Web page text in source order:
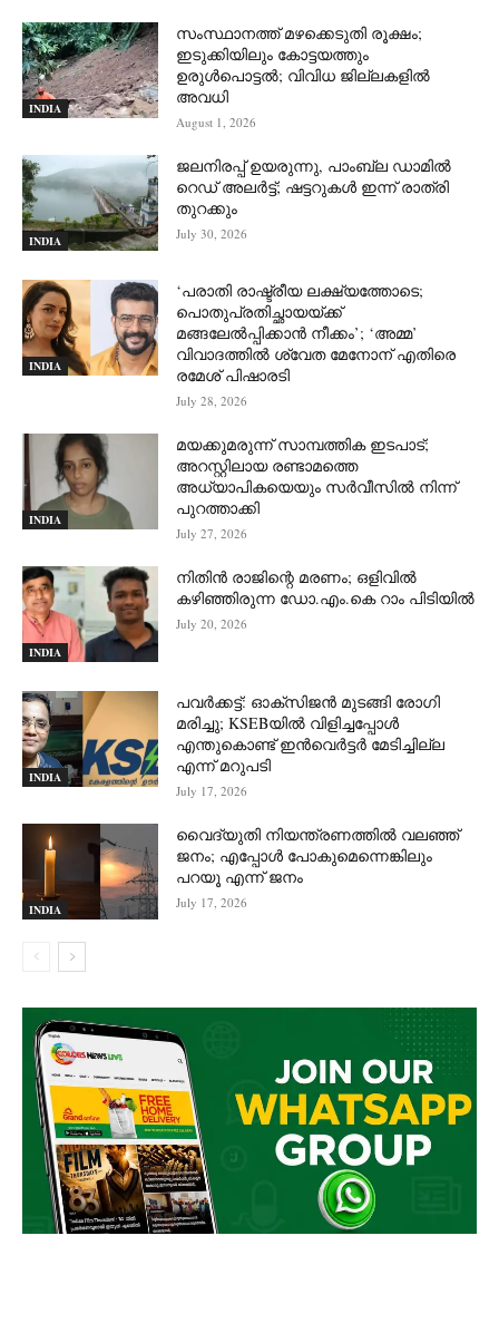
INDIA
സംസ്ഥാനത്ത് മഴക്കെടുതി രൂക്ഷം;
ഇടുക്കിയിലും കോട്ടയത്തും
ഉരുള്‍പൊട്ടല്‍; വിവിധ ജില്ലകളില്‍
അവധി
August 1, 2026
INDIA
ജലനിരപ്പ് ഉയരുന്നു, പാംബ്ല ഡാമിൽ
റെഡ് അലർട്ട്; ഷട്ടറുകൾ ഇന്ന് രാത്രി
തുറക്കും
July 30, 2026
INDIA
‘പരാതി രാഷ്ട്രീയ ലക്ഷ്യത്തോടെ;
പൊതുപ്രതിച്ഛായയ്ക്ക്
മങ്ങലേല്‍പ്പിക്കാന്‍ നീക്കം’; ‘അമ്മ’
വിവാദത്തില്‍ ശ്വേത മേനോന് എതിരെ
രമേശ് പിഷാരടി
July 28, 2026
INDIA
മയക്കുമരുന്ന് സാമ്പത്തിക ഇടപാട്;
അറസ്റ്റിലായ രണ്ടാമത്തെ
അധ്യാപികയെയും സർവീസിൽ നിന്ന്
പുറത്താക്കി
July 27, 2026
INDIA
നിതിൻ രാജിന്റെ മരണം; ഒളിവിൽ
കഴിഞ്ഞിരുന്ന ഡോ.എം.കെ റാം പിടിയിൽ
July 20, 2026
INDIA
പവർക്കട്ട്: ഓക്‌സിജൻ മുടങ്ങി രോഗി
മരിച്ചു; KSEBയിൽ വിളിച്ചപ്പോൾ
എന്തുകൊണ്ട് ഇൻവെർട്ടർ മേടിച്ചില്ല
എന്ന് മറുപടി
July 17, 2026
INDIA
വൈദ്യുതി നിയന്ത്രണത്തിൽ വലഞ്ഞ്
ജനം; എപ്പോൾ പോകുമെന്നെങ്കിലും
പറയൂ എന്ന് ജനം
July 17, 2026